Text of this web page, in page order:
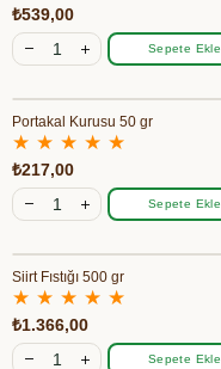
₺539,00
Sepete Ekle
Portakal Kurusu 50 gr
★ ★ ★ ★ ★
₺217,00
Sepete Ekle
Siirt Fıstığı 500 gr
★ ★ ★ ★ ★
₺1.366,00
Sepete Ekle